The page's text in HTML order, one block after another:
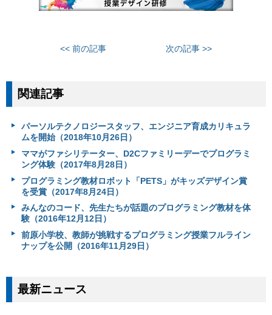
<< 前の記事 次の記事 >>
関連記事
パーソルテクノロジースタッフ、エンジニア育成カリキュラ
ムを開始（2018年10月26日）
ママがファシリテーター、D2Cファミリーデーでプログラミ
ング体験（2017年8月28日）
プログラミング教材ロボット「PETS」がキッズデザイン賞
を受賞（2017年8月24日）
みんなのコード、先生たちが話題のプログラミング教材を体
験（2016年12月12日）
前原小学校、教師が挑戦するプログラミング授業フルライン
ナップを公開（2016年11月29日）
最新ニュース